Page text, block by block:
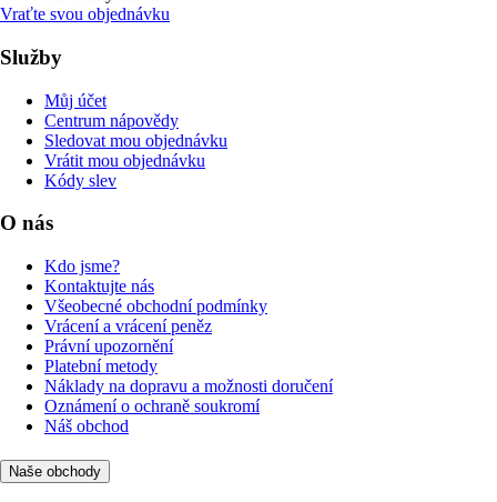
Vraťte svou objednávku
Služby
Můj účet
Centrum nápovědy
Sledovat mou objednávku
Vrátit mou objednávku
Kódy slev
O nás
Kdo jsme?
Kontaktujte nás
Všeobecné obchodní podmínky
Vrácení a vrácení peněz
Právní upozornění
Platební metody
Náklady na dopravu a možnosti doručení
Oznámení o ochraně soukromí
Náš obchod
Naše obchody